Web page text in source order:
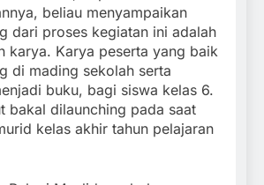
beliau menyampaikan
dari proses kegiatan ini adalah
karya. Karya peserta yang baik
di mading sekolah serta
buku, bagi siswa kelas 6.
bakal dilaunching pada saat
kelas akhir tahun pelajaran